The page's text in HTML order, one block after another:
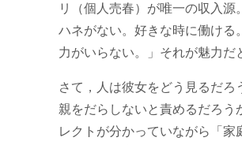
リ（個人売春）が唯一の収入源
ハネがない。好きな時に働ける
力がいらない。」それが魅力だ
さて，人は彼女をどう見るだろ
親をだらしないと責めるだろう
レクトが分かっていながら「家